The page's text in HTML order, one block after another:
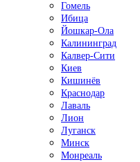
Гомель
Ибица
Йошкар-Ола
Калининград
Калвер-Сити
Киев
Кишинёв
Краснодар
Лаваль
Лион
Луганск
Минск
Монреаль